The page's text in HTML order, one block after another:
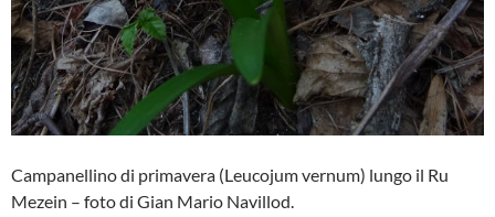
Campanellino di primavera (Leucojum vernum) lungo il Ru
Mezein – foto di Gian Mario Navillod.